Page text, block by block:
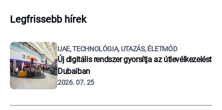
Legfrissebb hírek
UAE, TECHNOLÓGIA, UTAZÁS, ÉLETMÓD
Új digitális rendszer gyorsítja az útlevélkezelést
Dubaiban
2026. 07. 25